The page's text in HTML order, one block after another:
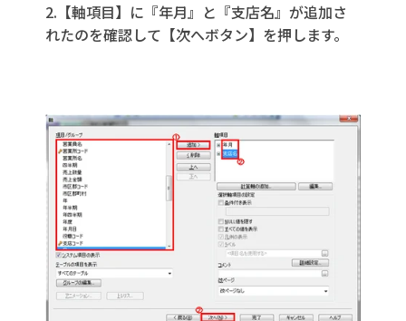
2.【軸項目】に『年月』と『支店名』が追加さ
れたのを確認して【次へボタン】を押します。